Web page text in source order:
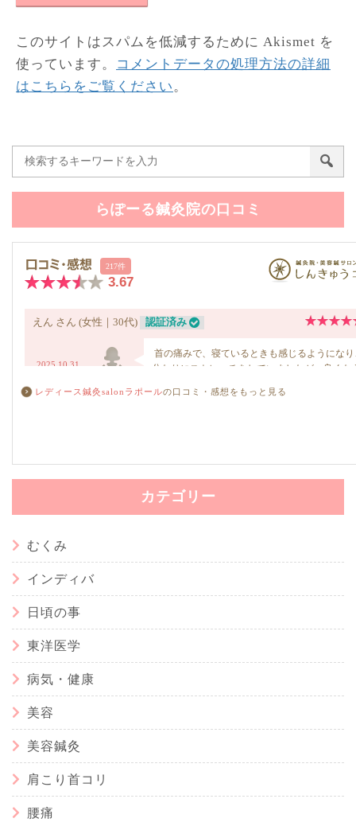
このサイトはスパムを低減するために Akismet を
使っています。
コメントデータの処理方法の詳細
はこちらをご覧ください 。
らぽーる鍼灸院の口コミ
レディース鍼灸salonラポールの口コミ・感想をもっと見る
カテゴリー
むくみ
インディバ
日頃の事
東洋医学
病気・健康
美容
美容鍼灸
肩こり首コリ
腰痛